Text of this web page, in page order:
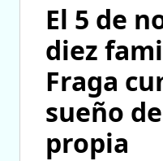
El 5 de
diez
Fraga
sueño
propia